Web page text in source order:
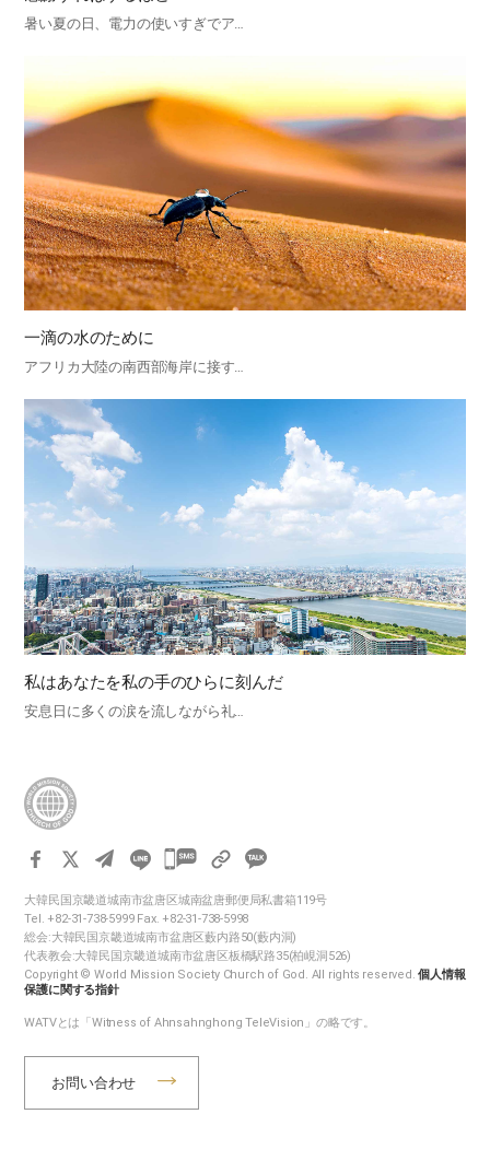
暑い夏の日、電力の使いすぎでア…
一滴の水のために
アフリカ大陸の南西部海岸に接す…
私はあなたを私の手のひらに刻んだ
安息日に多くの涙を流しながら礼…
카
오
톡
공
하
大韓民国京畿道城南市盆唐区城南盆唐郵便局私書箱119号
Tel. +82-31-738-5999 Fax. +82-31-738-5998
総会:大韓民国京畿道城南市盆唐区藪内路50(藪内洞)
代表教会:大韓民国京畿道城南市盆唐区板橋駅路35(柏峴洞526)
Copyright © World Mission Society Church of God. All rights reserved.個人情報
保護に関する指針
WATVとは「Witness of Ahnsahnghong TeleVision」の略です。
お問い合わせ